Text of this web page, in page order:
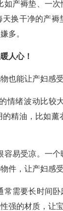
如产褥垫、一
换干净的产
多。
人心！
也能让产妇感
情绪波动比较
精油，比如
容易受凉。一
件，让产妇感
常需要长时间
强的材质，让